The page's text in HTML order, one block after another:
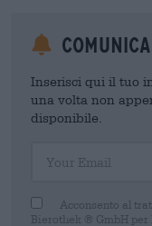
Comunica
Inserisci qui il tuo
una volta non
disponibile.
Acconsento al
Bierothek ® GmbH per